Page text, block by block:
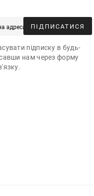
ПІДПИСАТИСЯ
підписку в будь-
нам через форму